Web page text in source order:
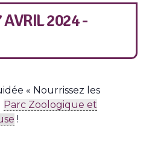
AVRIL 2024 -
« Nourrissez les
Parc Zoologique et
!